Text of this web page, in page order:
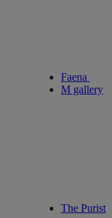
Faena
M gallery
The Purist